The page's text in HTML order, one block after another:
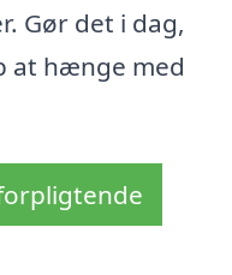
Gør det i dag,
at hænge med